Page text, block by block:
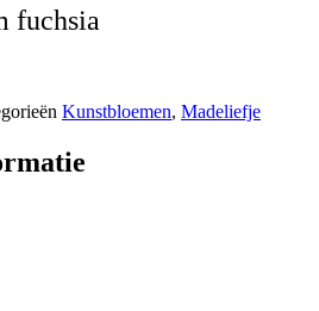
fuchsia
Kunstbloemen, Madeliefje